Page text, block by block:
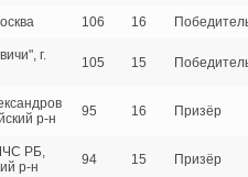
106 16
г.
105 15
р-н
95 16 Призёр
РБ,
р-н
94 15 Призёр